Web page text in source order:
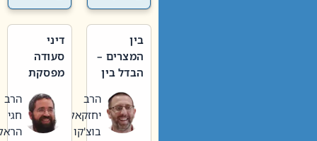
בין
המצרים –
הבדל בין
חדשה
לישנה
הרב
יחזקאל
בוצ'קו
דיני
סעודה
מפסקת
תשעה
באב
הרב
חגי
הראל